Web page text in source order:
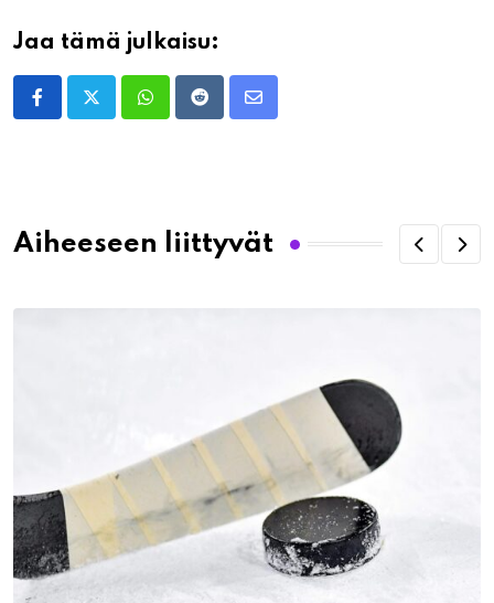
Jaa tämä julkaisu:
WhatsappRedditShare
Aiheeseen liittyvät